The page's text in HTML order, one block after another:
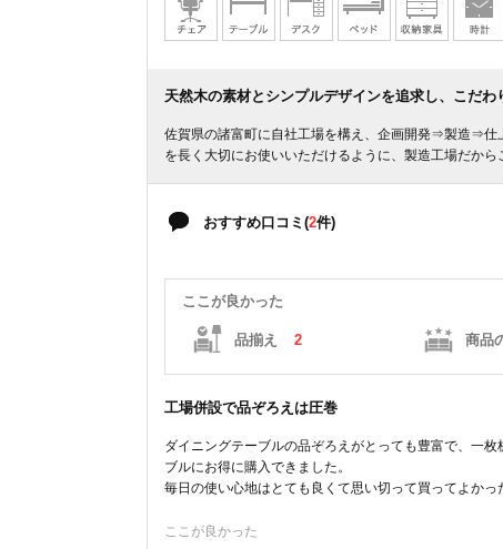
天然木の素材とシンプルデザインを追求し、こだわ
佐賀県の諸富町に自社工場を構え、企画開発⇒製造⇒仕
を長く大切にお使いいただけるように、製造工場だか
おすすめ口コミ(2件)
ここが良かった
品揃え 2 商品
工場併設で品ぞろえは圧巻
ダイニングテーブルの品ぞろえがとっても豊富で、一
ブルにお得に購入できました。
毎日の使い心地はとても良くて思い切って買ってよかっ
ここが良かった